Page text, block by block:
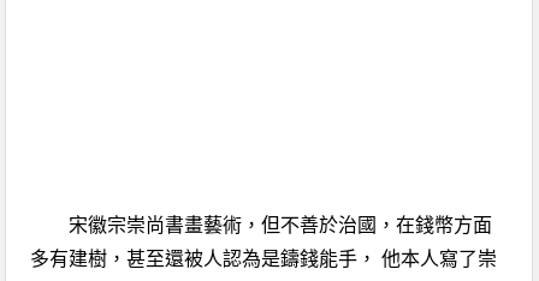
宋徽宗崇尚書畫藝術，但不善於治國，在錢幣方面
多有建樹，甚至還被人認為是鑄錢能手， 他本人寫了崇